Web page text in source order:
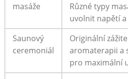
masáže
Různé typy
uvolnit napětí
Saunový
ceremoniál
Originální
aromaterapii a
pro maximální